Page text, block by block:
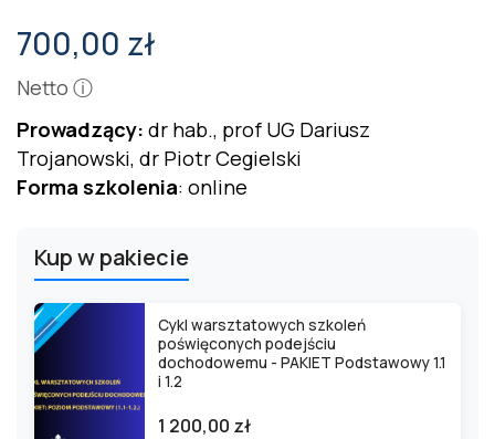
700,00 zł
Netto ⓘ
Prowadzący: dr hab., prof UG Dariusz
Trojanowski, dr Piotr Cegielski
Forma szkolenia: online
Kup w pakiecie
Cykl warsztatowych szkoleń
poświęconych podejściu
dochodowemu - PAKIET Podstawowy 1.1
i 1.2
1 200,00 zł